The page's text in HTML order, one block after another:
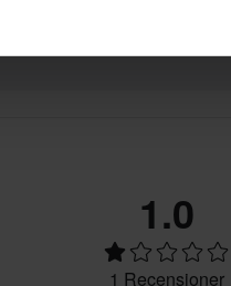
1.0
1 Recensioner